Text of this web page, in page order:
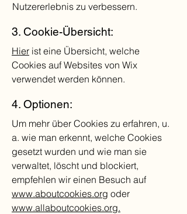
Nutzererlebnis zu verbessern.
3. Cookie-Übersicht:
Hier ist eine Übersicht, welche
Cookies auf Websites von Wix
verwendet werden können.
4. Optionen:
Um mehr über Cookies zu erfahren, u.
a. wie man erkennt, welche Cookies
gesetzt wurden und wie man sie
verwaltet, löscht und blockiert,
empfehlen wir einen Besuch auf
www.aboutcookies.org oder
www.allaboutcookies.org.